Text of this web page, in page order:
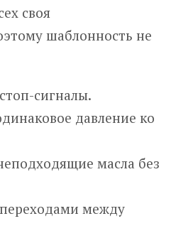
своя
шаблонность не
сигналы.
давление ко
масла без
между